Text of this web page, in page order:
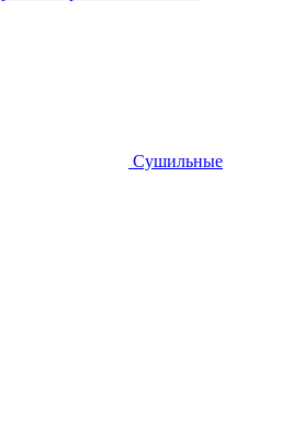
Сушильные